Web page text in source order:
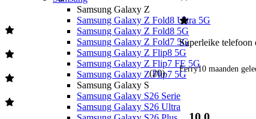
Samsung Galaxy Z
Samsung Galaxy Z Fold8 Ultra 5G
Samsung Galaxy Z Fold8 5G
Samsung Galaxy Z Fold7 5G
Samsung Galaxy Z Flip8 5G
Samsung Galaxy Z Flip7 FE 5G
Samsung Galaxy Z Flip7 5G
Samsung Galaxy S
Samsung Galaxy S26 Serie
Samsung Galaxy S26 Ultra
(20)
Superleike
Ferry10 maanden